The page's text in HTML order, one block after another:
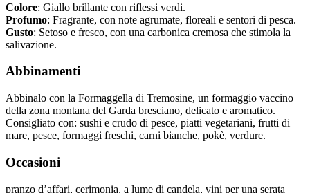
Colore: Giallo brillante con riflessi verdi.
Profumo: Fragrante, con note agrumate, floreali e sentori di pesca.
Gusto: Setoso e fresco, con una carbonica cremosa che stimola la
salivazione.
Abbinamenti
Abbinalo con la Formaggella di Tremosine, un formaggio vaccino
della zona montana del Garda bresciano, delicato e aromatico.
Consigliato con: sushi e crudo di pesce, piatti vegetariani, frutti di
mare, pesce, formaggi freschi, carni bianche, pokè, verdure.
Occasioni
pranzo d’affari, cerimonia, a lume di candela, vini per una serata